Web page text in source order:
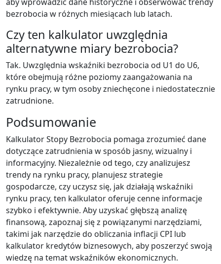
bezrobocia w różnych miesiącach lub latach.
Czy ten kalkulator uwzględnia
alternatywne miary bezrobocia?
Tak. Uwzględnia wskaźniki bezrobocia od U1 do U6,
które obejmują różne poziomy zaangażowania na
rynku pracy, w tym osoby zniechęcone i niedostatecznie
zatrudnione.
Podsumowanie
Kalkulator Stopy Bezrobocia pomaga zrozumieć dane
dotyczące zatrudnienia w sposób jasny, wizualny i
informacyjny. Niezależnie od tego, czy analizujesz
trendy na rynku pracy, planujesz strategie
gospodarcze, czy uczysz się, jak działają wskaźniki
rynku pracy, ten kalkulator oferuje cenne informacje
szybko i efektywnie. Aby uzyskać głębszą analizę
finansową, zapoznaj się z powiązanymi narzędziami,
takimi jak narzędzie do obliczania inflacji CPI lub
kalkulator kredytów biznesowych, aby poszerzyć swoją
wiedzę na temat wskaźników ekonomicznych.